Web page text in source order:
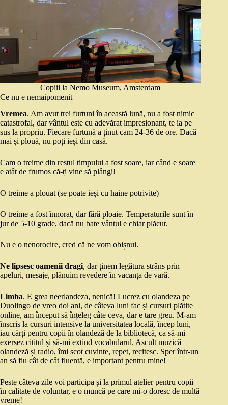
Copiii la Nemo Museum, Amsterdam
Ce nu e nemaipomenit
Vremea. Am avut trei furtuni în această lună, nu a fost nimic
catastrofal, dar vântul este cu adevărat impresionant, te ia pe
sus la propriu. Fiecare furtună a ținut cam 24-36 de ore. Dacă
mai și plouă, nu poți ieși din casă.
Cam o treime din restul timpului a fost soare, iar când e soare
e atât de frumos că-ți vine să plângi!
O treime a plouat (se poate ieși cu haine potrivite)
O treime a fost înnorat, dar fără ploaie. Temperaturile sunt în
jur de 5-10 grade, dacă nu bate vântul e chiar plăcut.
Nu e o nenorocire, cred că ne vom obișnui.
Ne lipsesc oamenii dragi, dar ținem legătura strâns prin
apeluri, mesaje, plănuim revedere în vacanța de vară.
Limba. E grea neerlandeza, nenică! Lucrez cu olandeza pe
Duolingo de vreo doi ani, de câteva luni fac și cursuri plătite
online, am început să înțeleg câte ceva, dar e tare greu. M-am
înscris la cursuri intensive la universitatea locală, încep luni,
iau cărți pentru copii în olandeză de la bibliotecă, ca să-mi
exersez cititul și să-mi extind vocabularul. Ascult muzică
olandeză și radio, îmi scot cuvinte, repet, recitesc. Sper într-un
an să fiu cât de cât fluentă, e important pentru mine!
Peste câteva zile voi participa și la primul atelier pentru copii
în calitate de voluntar, e o muncă pe care mi-o doresc de multă
vreme!